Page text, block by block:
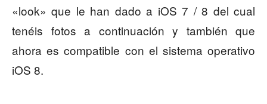
«look» que le han dado a iOS 7 / 8 del cual
tenéis fotos a continuación y también que
ahora es compatible con el sistema operativo
iOS 8.